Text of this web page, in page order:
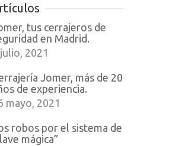
tus cerrajeros de
en Madrid.
2021
Jomer, más de 20
de experiencia.
mayo, 2021
robos por el sistema de
mágica”